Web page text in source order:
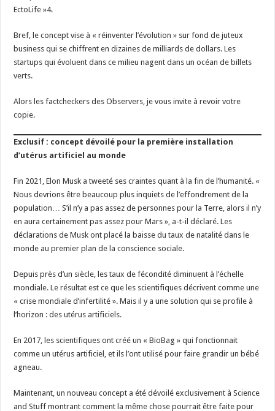
EctoLife »4.
Bref, le concept vise à « réinventer l’évolution » sur fond de juteux
business qui se chiffrent en dizaines de milliards de dollars. Les
startups qui évoluent dans ce milieu nagent dans un océan de billets
verts.
Alors les factcheckers des Observers, je vous invite à revoir votre
copie.
Exclusif : concept dévoilé pour la première installation
d’utérus artificiel au monde
Fin 2021, Elon Musk a tweeté ses craintes quant à la fin de l’humanité. «
Nous devrions être beaucoup plus inquiets de l’effondrement de la
population… S’il n’y a pas assez de personnes pour la Terre, alors il n’y
en aura certainement pas assez pour Mars », a-t-il déclaré. Les
déclarations de Musk ont ​​placé la baisse du taux de natalité dans le
monde au premier plan de la conscience sociale.
Depuis près d’un siècle, les taux de fécondité diminuent à l’échelle
mondiale. Le résultat est ce que les scientifiques décrivent comme une
« crise mondiale d’infertilité ». Mais il y a une solution qui se profile à
l’horizon : des utérus artificiels.
En 2017, les scientifiques ont créé un « BioBag » qui fonctionnait
comme un utérus artificiel, et ils l’ont utilisé pour faire grandir un bébé
agneau.
Maintenant, un nouveau concept a été dévoilé exclusivement à Science
and Stuff montrant comment la même chose pourrait être faite pour